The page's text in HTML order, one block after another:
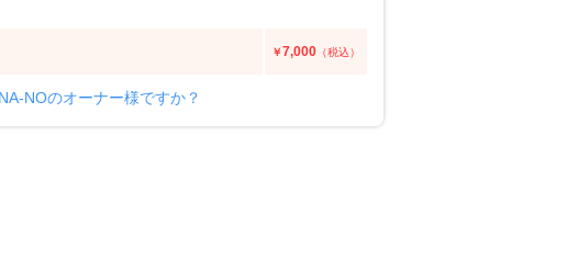
￥7,000 （税込）
NOのオーナー様ですか？